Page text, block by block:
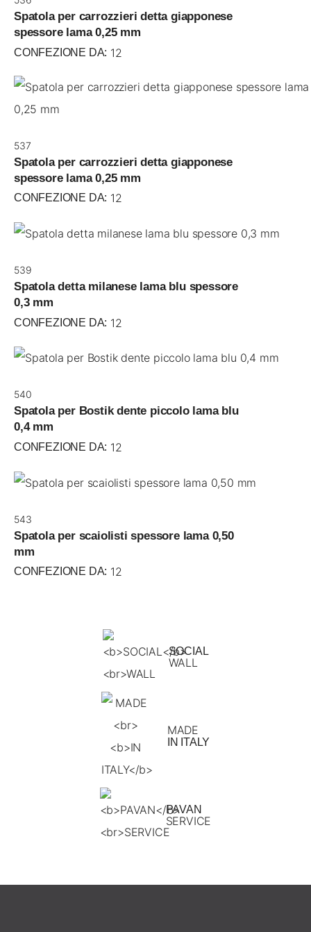
Spatola per carrozzieri detta giapponese
spessore lama 0,25 mm
CONFEZIONE DA: 12
537
Spatola per carrozzieri detta giapponese
spessore lama 0,25 mm
CONFEZIONE DA: 12
539
Spatola detta milanese lama blu spessore
0,3 mm
CONFEZIONE DA: 12
540
Spatola per Bostik dente piccolo lama blu
0,4 mm
CONFEZIONE DA: 12
543
Spatola per scaiolisti spessore lama 0,50
mm
CONFEZIONE DA: 12
SOCIAL
WALL
MADE
IN ITALY
PAVAN
SERVICE